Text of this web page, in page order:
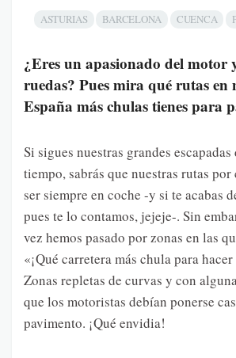
ASTURIAS BARCELONA CUENCA
¿Eres un apasionado del motor
ruedas? Pues mira qué rutas en
España más chulas tienes para
Si sigues nuestras grandes escapadas
tiempo, sabrás que nuestras rutas
ser siempre en coche -y si te acabas
pues te lo contamos, jejeje-. Sin
vez hemos pasado por zonas en las
«¡Qué carretera más chula para
Zonas repletas de curvas y con
que los motoristas debían ponerse
pavimento. ¡Qué envidia!